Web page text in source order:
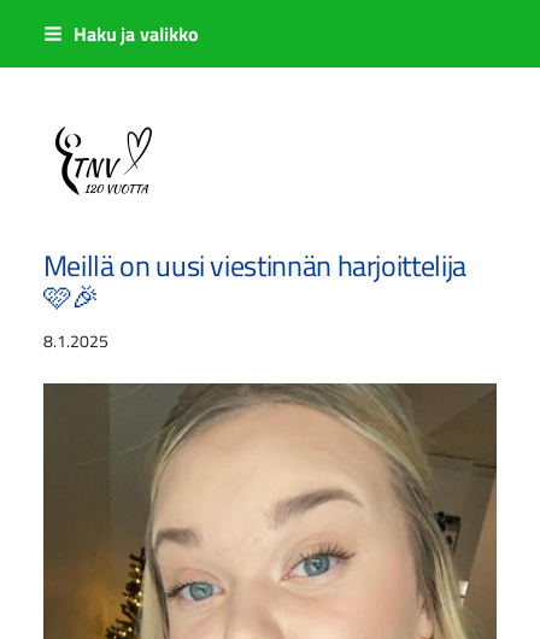
Siirry
sisältöön
Haku ja valikko
Sivuston etusivulle
Meillä on uusi viestinnän harjoittelija
🩷🎉
8.1.2025